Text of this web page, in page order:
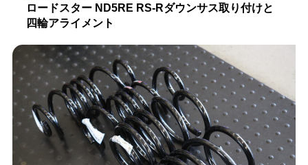
ロードスター ND5RE RS-Rダウンサス取り付けと
四輪アライメント